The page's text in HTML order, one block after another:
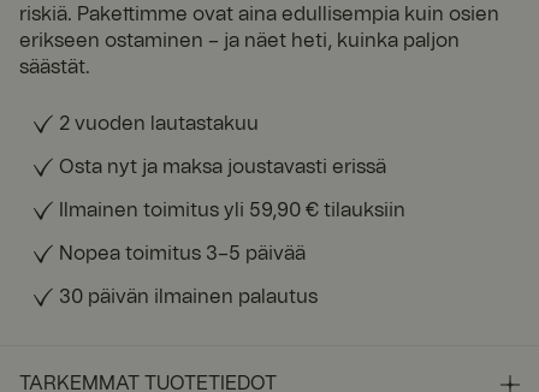
riskiä. Pakettimme ovat aina edullisempia kuin osien
erikseen ostaminen – ja näet heti, kuinka paljon
säästät.
2 vuoden lautastakuu
Osta nyt ja maksa joustavasti erissä
Ilmainen toimitus yli 59,90 € tilauksiin
Nopea toimitus 3–5 päivää
30 päivän ilmainen palautus
TARKEMMAT TUOTETIEDOT